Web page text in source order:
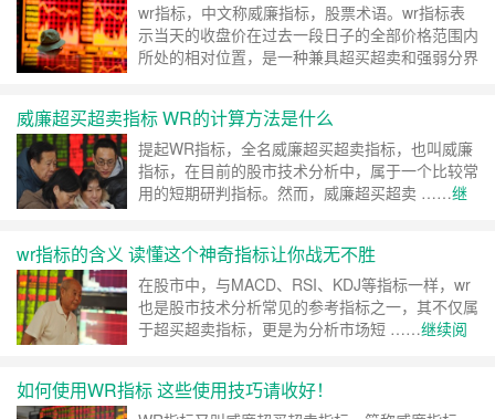
wr指标，中文称威廉指标，股票术语。wr指标表
示当天的收盘价在过去一段日子的全部价格范围内
所处的相对位置，是一种兼具超买超卖和强弱分界
威廉超买超卖指标 WR的计算方法是什么
提起WR指标，全名威廉超买超卖指标，也叫威廉
指标，在目前的股市技术分析中，属于一个比较常
用的短期研判指标。然而，威廉超买超卖 ……继
wr指标的含义 读懂这个神奇指标让你战无不胜
在股市中，与MACD、RSI、KDJ等指标一样，wr
也是股市技术分析常见的参考指标之一，其不仅属
于超买超卖指标，更是为分析市场短 ……继续阅
如何使用WR指标 这些使用技巧请收好！